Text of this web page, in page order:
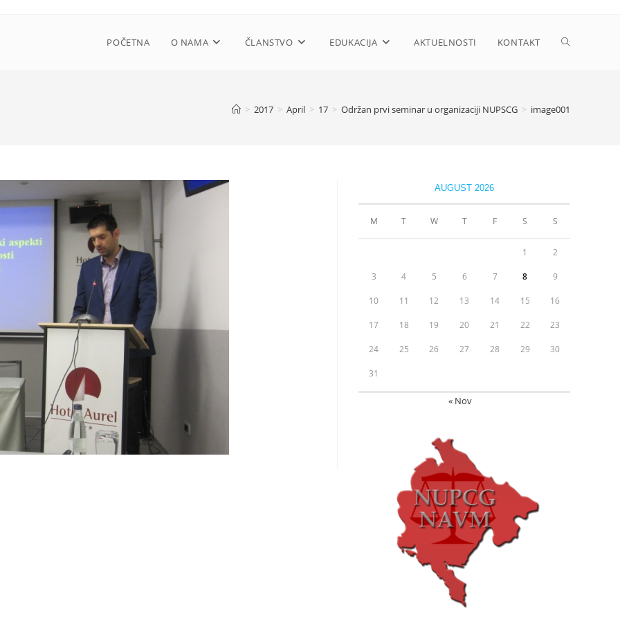
POČETNA O NAMA ČLANSTVO EDUKACIJA AKTUELNOSTI KONTAKT Toggle
> 2017 > April > 17 > Održan prvi seminar u organizaciji NUPSCG > image001
AUGUST 2026
M T W T F S S
1 2
3 4 5 6 7 8 9
10 11 12 13 14 15 16
17 18 19 20 21 22 23
24 25 26 27 28 29 30
31
« Nov